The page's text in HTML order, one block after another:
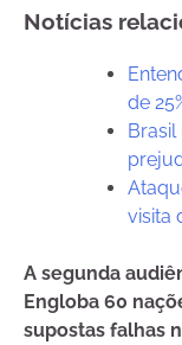
Notícias
de
Brasil
visita
A segunda
Engloba 60
supostas falhas